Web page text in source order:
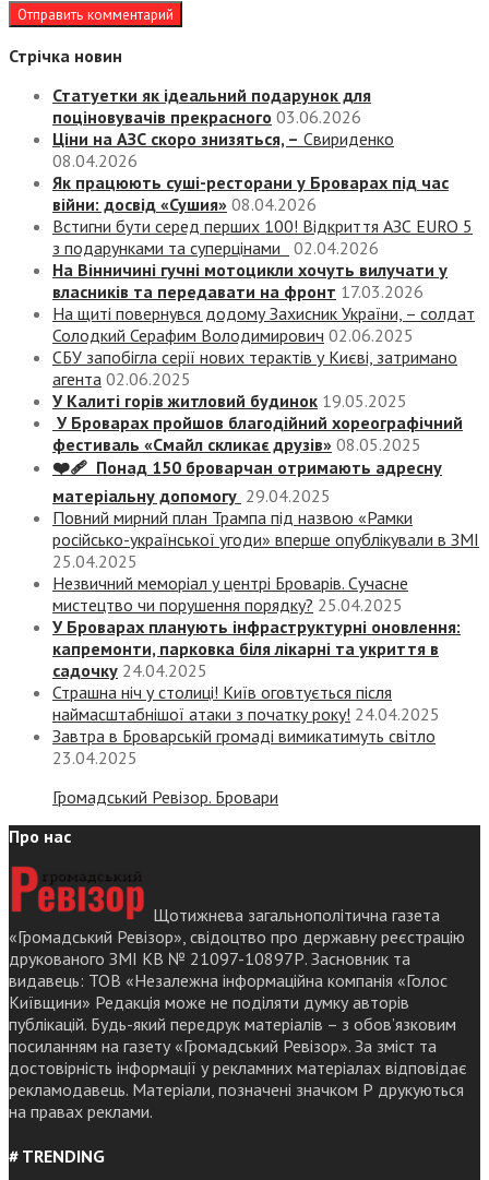
Стрічка новин
Статуетки як ідеальний подарунок для
поціновувачів прекрасного 03.06.2026
Ціни на АЗС скоро знизяться, – Свириденко
08.04.2026
Як працюють суші-ресторани у Броварах під час
війни: досвід «Сушия» 08.04.2026
Встигни бути серед перших 100! Відкриття АЗС EURO 5
з подарунками та суперцінами
02.04.2026
На Вінничині гучні мотоцикли хочуть вилучати у
власників та передавати на фронт 17.03.2026
На щиті повернувся додому Захисник України, – солдат
Солодкий Серафим Володимирович 02.06.2025
СБУ запобігла серії нових терактів у Києві, затримано
агента 02.06.2025
У Калиті горів житловий будинок 19.05.2025
У Броварах пройшов благодійний хореографічний
фестиваль «Смайл скликає друзів» 08.05.2025
❤️‍🩹 Понад 150 броварчан отримають адресну
матеріальну допомогу 29.04.2025
Повний мирний план Трампа під назвою «‎Рамки
російсько-української угоди» вперше опублікували в ЗМІ
25.04.2025
Незвичний меморіал у центрі Броварів. Сучасне
мистецтво чи порушення порядку? 25.04.2025
У Броварах планують інфраструктурні оновлення:
капремонти, парковка біля лікарні та укриття в
садочку 24.04.2025
Страшна ніч у столиці! Київ оговтується після
наймасштабнішої атаки з початку року! 24.04.2025
Завтра в Броварській громаді вимикатимуть світло
23.04.2025
Громадський Ревізор. Бровари
Про нас
Щотижнева загальнополітична газета
«Громадський Ревізор», свідоцтво про державну реєстрацію
друкованого ЗМІ КВ № 21097-10897Р. Засновник та
видавець: ТОВ «Незалежна інформаційна компанія «Голос
Київщини» Редакція може не поділяти думку авторів
публікацій. Будь-який передрук матеріалів – з обов’язковим
посиланням на газету «Громадський Ревізор». За зміст та
достовірність інформації у рекламних матеріалах відповідає
рекламодавець. Матеріали, позначені значком Р друкуються
на правах реклами.
# TRENDING